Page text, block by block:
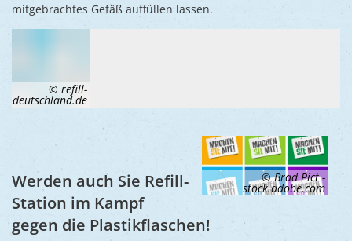
mitgebrachtes Gefäß auffüllen lassen.
© refill-
deutschland.de
© Brad Pict -
stock.adobe.com
Werden auch Sie Refill-
Station im Kampf
gegen die Plastikflaschen!